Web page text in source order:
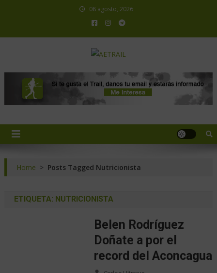
08 agosto, 2026
Home > Posts Tagged Nutricionista
ETIQUETA: NUTRICIONISTA
Belen Rodríguez
Doñate a por el
record del Aconcagua